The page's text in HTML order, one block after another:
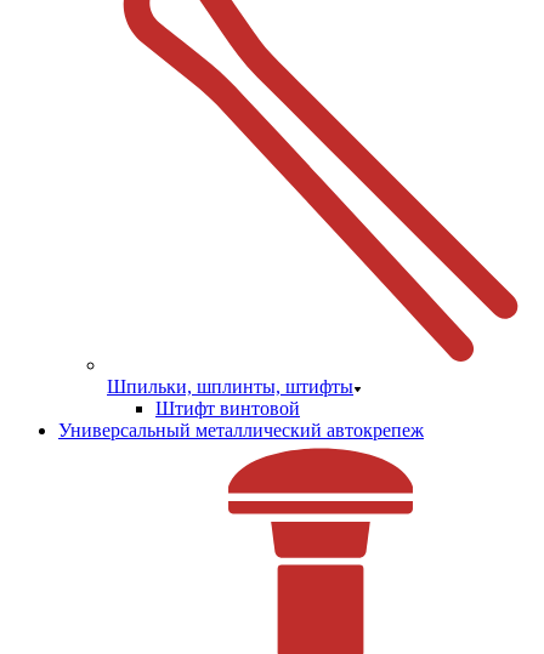
Шпильки, шплинты, штифты
Штифт винтовой
Универсальный металлический автокрепеж